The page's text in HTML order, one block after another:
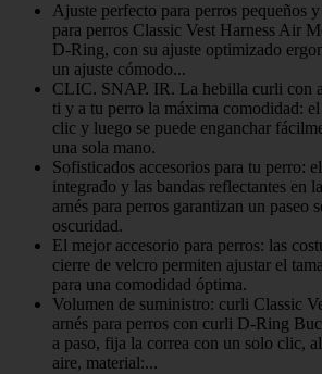
Ajuste perfecto para perros pequeños
para perros Classic Vest Harness Air
D-Ring, con su ajuste optimizado
un ajuste cómodo...
CLIC. SNAP. IR. La hebilla curli con
ti y a tu perro la máxima comodidad: el
clic y luego se puede enganchar
una sola mano.
Sofisticados accesorios para tu perro:
integrado y las bandas reflectantes en
arnés para perros garantizan un paseo
oscuridad.
El mejor accesorio para perros: las
cierre de velcro permiten ajustar el
para una comodidad óptima.
Volumen de suministro: curli Classic
arnés para perros con curli D-Ring
a paso, fija la correa con un solo clic,
aire, material:...